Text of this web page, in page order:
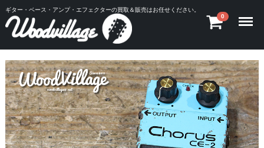
ギター・ベース・アンプ・エフェクターの買取＆販売はお任せください。
0